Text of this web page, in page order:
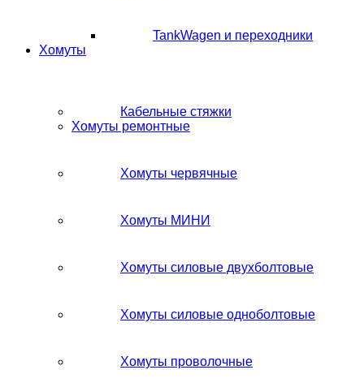
TankWagen и переходники
Хомуты
Кабельные стяжки
Хомуты ремонтные
Хомуты червячные
Хомуты МИНИ
Хомуты силовые двухболтовые
Хомуты силовые одноболтовые
Хомуты проволочные